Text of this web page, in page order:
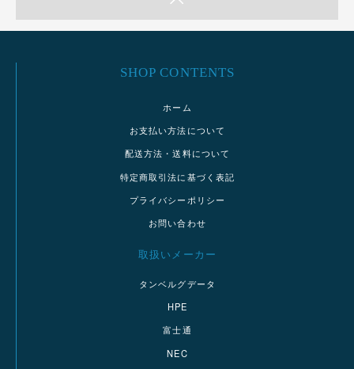
SHOP CONTENTS
ホーム
お支払い方法について
配送方法・送料について
特定商取引法に基づく表記
プライバシーポリシー
お問い合わせ
取扱いメーカー
タンベルグデータ
HPE
富士通
NEC